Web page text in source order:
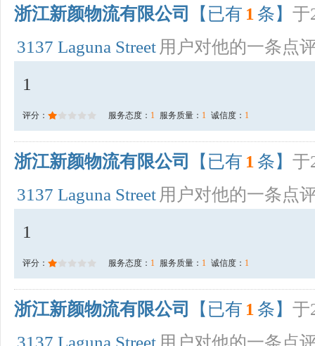
浙江新颜物流有限公司 【已有 1 条】 于
3137 Laguna Street 用户对他的一条点
1
评分： 服务态度： 1 服务质量： 1 诚信度： 1
浙江新颜物流有限公司 【已有 1 条】 于
3137 Laguna Street 用户对他的一条点
1
评分： 服务态度： 1 服务质量： 1 诚信度： 1
浙江新颜物流有限公司 【已有 1 条】 于
3137 Laguna Street 用户对他的一条点